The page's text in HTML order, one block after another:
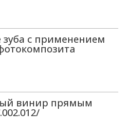
зуба с применением
винир прямым